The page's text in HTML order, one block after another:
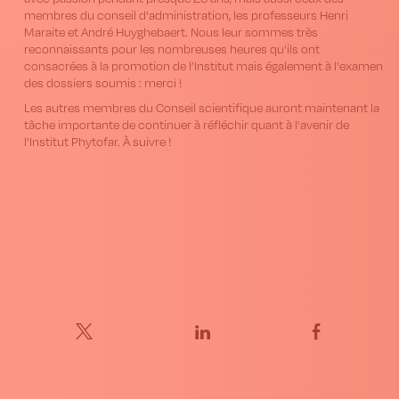
membres du conseil d'administration, les professeurs Henri
Maraite et André Huyghebaert. Nous leur sommes très
reconnaissants pour les nombreuses heures qu'ils ont
consacrées à la promotion de l’Institut mais également à l'examen
des dossiers soumis : merci !
Les autres membres du Conseil scientifique auront maintenant la
tâche importante de continuer à réfléchir quant à l'avenir de
l'Institut Phytofar. À suivre !